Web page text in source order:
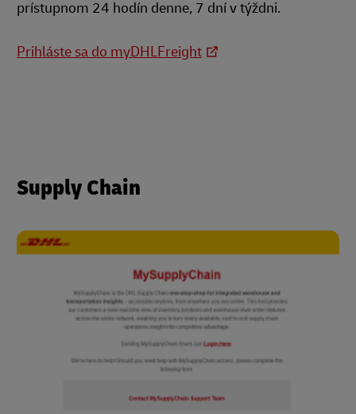
prístupnom 24 hodín denne, 7 dní v týždni.
Prihláste sa do myDHLFreight
Supply Chain